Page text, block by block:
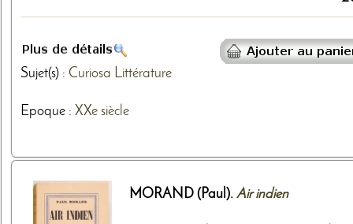
Sujet(s) : Curiosa Littérature
Epoque : XXe siècle
MORAND (Paul). Air indien